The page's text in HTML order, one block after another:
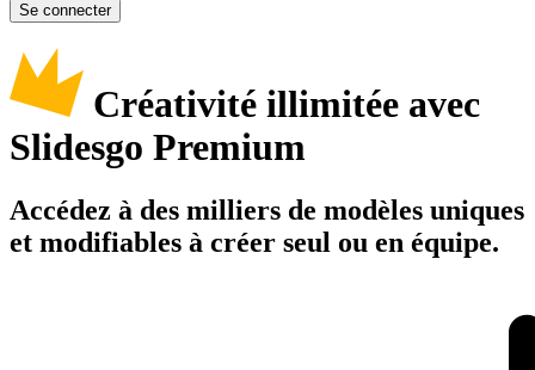
Se connecter
Créativité illimitée avec
Slidesgo Premium
Accédez à des milliers de modèles uniques
et modifiables à créer seul ou en équipe.